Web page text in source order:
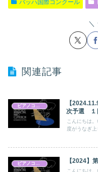
バッハ国際コンクール
関連記事
ピアノコンクール
【
次予選 １
こんにちは
度がうなぎ上
ピアノコンクール 【2024】
こんにちは